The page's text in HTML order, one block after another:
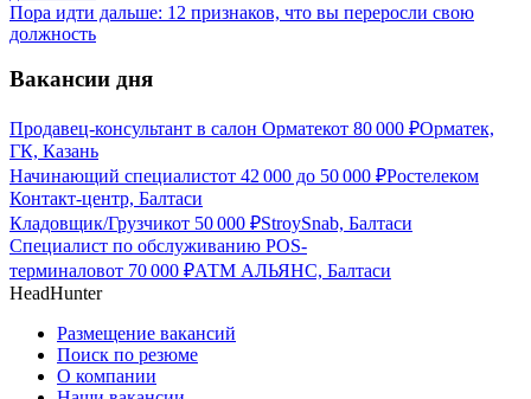
Пора идти дальше: 12 признаков, что вы переросли свою
должность
Вакансии дня
Продавец-консультант в салон Орматекот 80 000 ₽Орматек,
ГК, Казань
Начинающий специалистот 42 000 до 50 000 ₽Ростелеком
Контакт-центр, Балтаси
Кладовщик/Грузчикот 50 000 ₽StroySnab, Балтаси
Специалист по обслуживанию POS-
терминаловот 70 000 ₽АТМ АЛЬЯНС, Балтаси
HeadHunter
Размещение вакансий
Поиск по резюме
О компании